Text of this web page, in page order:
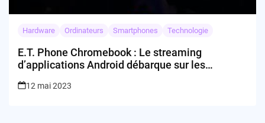
Hardware Ordinateurs Smartphones Technologie
E.T. Phone Chromebook : Le streaming
d’applications Android débarque sur les
12 mai 2023